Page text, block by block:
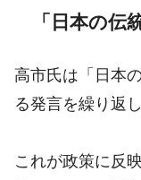
「日本の伝
高市氏は「日本
る発言を繰り返
これが政策に反